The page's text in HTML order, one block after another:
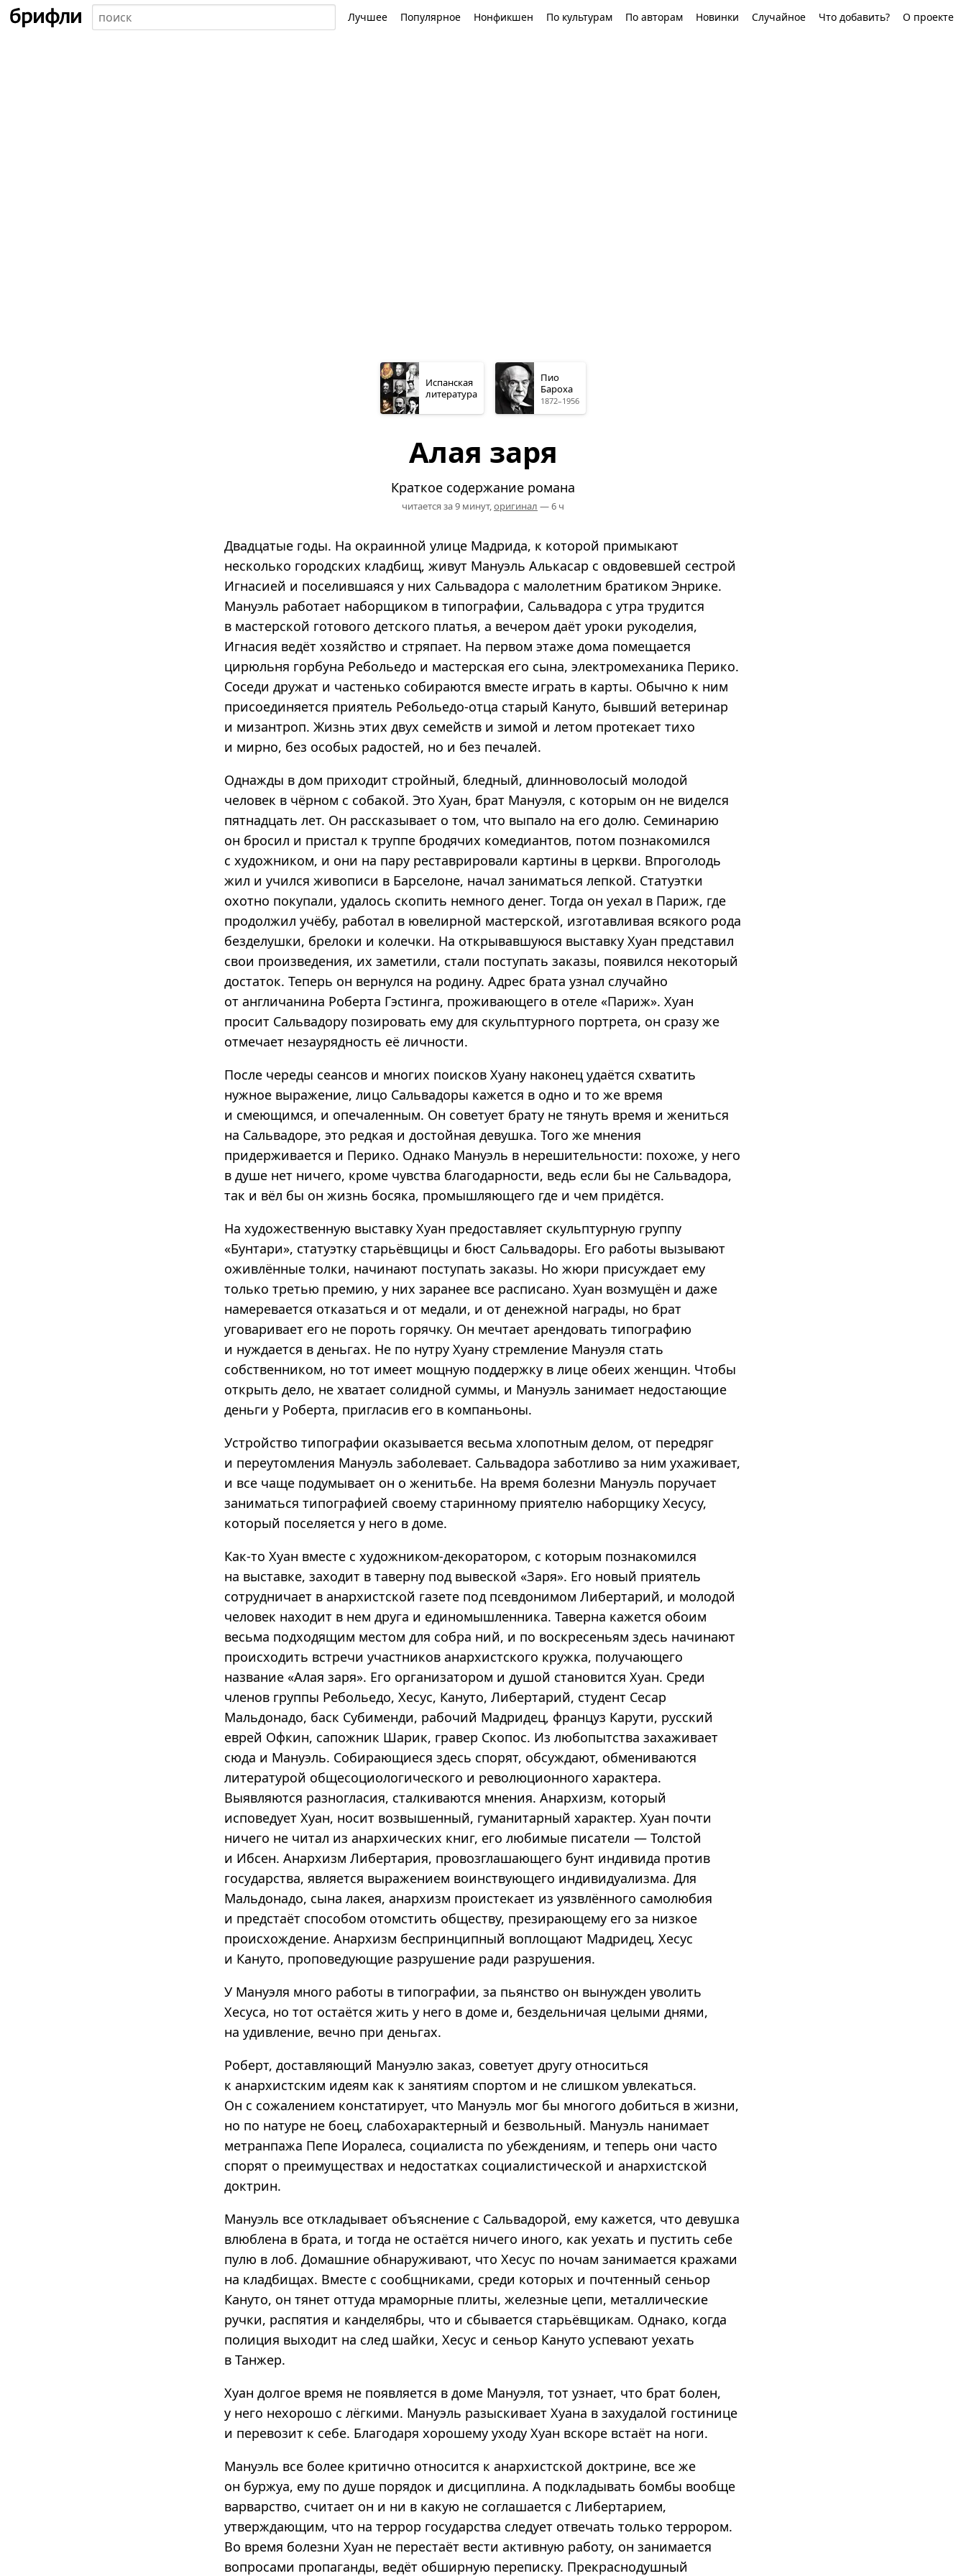
Лучшее Популярное Нонфикшен По культурам По авторам Новинки Случайное Что добавить? О проекте
Испанская
литература
Пио
Бароха
1872–1956
Алая заря
Краткое содержание романа
читается за 9 минут,оригинал — 6 ч
Двадцатые годы. На окраинной улице Мадрида, к которой примыкают
несколько городских кладбищ, живут Мануэль Алькасар с овдовевшей сестрой
Игнасией и поселившаяся у них Сальвадора с малолетним братиком Энрике.
Мануэль работает наборщиком в типографии, Сальвадора с утра трудится
в мастерской готового детского платья, а вечером даёт уроки рукоделия,
Игнасия ведёт хозяйство и стряпает. На первом этаже дома помещается
цирюльня горбуна Ребольедо и мастерская его сына, электромеханика Перико.
Соседи дружат и частенько собираются вместе играть в карты. Обычно к ним
присоединяется приятель Ребольедо-отца старый Кануто, бывший ветеринар
и мизантроп. Жизнь этих двух семейств и зимой и летом протекает тихо
и мирно, без особых радостей, но и без печалей.
Однажды в дом приходит стройный, бледный, длинноволосый молодой
человек в чёрном с собакой. Это Хуан, брат Мануэля, с которым он не виделся
пятнадцать лет. Он рассказывает о том, что выпало на его долю. Семинарию
он бросил и пристал к труппе бродячих комедиантов, потом познакомился
с художником, и они на пару реставрировали картины в церкви. Впроголодь
жил и учился живописи в Барселоне, начал заниматься лепкой. Статуэтки
охотно покупали, удалось скопить немного денег. Тогда он уехал в Париж, где
продолжил учёбу, работал в ювелирной мастерской, изготавливая всякого рода
безделушки, брелоки и колечки. На открывавшуюся выставку Хуан представил
свои произведения, их заметили, стали поступать заказы, появился некоторый
достаток. Теперь он вернулся на родину. Адрес брата узнал случайно
от англичанина Роберта Гэстинга, проживающего в отеле «Париж». Хуан
просит Сальвадору позировать ему для скульптурного портрета, он сразу же
отмечает незаурядность её личности.
После череды сеансов и многих поисков Хуану наконец удаётся схватить
нужное выражение, лицо Сальвадоры кажется в одно и то же время
и смеющимся, и опечаленным. Он советует брату не тянуть время и жениться
на Сальвадоре, это редкая и достойная девушка. Того же мнения
придерживается и Перико. Однако Мануэль в нерешительности: похоже, у него
в душе нет ничего, кроме чувства благодарности, ведь если бы не Сальвадора,
так и вёл бы он жизнь босяка, промышляющего где и чем придётся.
На художественную выставку Хуан предоставляет скульптурную группу
«Бунтари», статуэтку старьёвщицы и бюст Сальвадоры. Его работы вызывают
оживлённые толки, начинают поступать заказы. Но жюри присуждает ему
только третью премию, у них заранее все расписано. Хуан возмущён и даже
намеревается отказаться и от медали, и от денежной награды, но брат
уговаривает его не пороть горячку. Он мечтает арендовать типографию
и нуждается в деньгах. Не по нутру Хуану стремление Мануэля стать
собственником, но тот имеет мощную поддержку в лице обеих женщин. Чтобы
открыть дело, не хватает солидной суммы, и Мануэль занимает недостающие
деньги у Роберта, пригласив его в компаньоны.
Устройство типографии оказывается весьма хлопотным делом, от передряг
и переутомления Мануэль заболевает. Сальвадора заботливо за ним ухаживает,
и все чаще подумывает он о женитьбе. На время болезни Мануэль поручает
заниматься типографией своему старинному приятелю наборщику Хесусу,
который поселяется у него в доме.
Как-то Хуан вместе с художником-декоратором, с которым познакомился
на выставке, заходит в таверну под вывеской «Заря». Его новый приятель
сотрудничает в анархистской газете под псевдонимом Либертарий, и молодой
человек находит в нем друга и единомышленника. Таверна кажется обоим
весьма подходящим местом для собра ний, и по воскресеньям здесь начинают
происходить встречи участников анархистского кружка, получающего
название «Алая заря». Его организатором и душой становится Хуан. Среди
членов группы Ребольедо, Хесус, Кануто, Либертарий, студент Сесар
Мальдонадо, баск Субименди, рабочий Мадридец, француз Карути, русский
еврей Офкин, сапожник Шарик, гравер Скопос. Из любопытства захаживает
сюда и Мануэль. Собирающиеся здесь спорят, обсуждают, обмениваются
литературой общесоциологического и революционного характера.
Выявляются разногласия, сталкиваются мнения. Анархизм, который
исповедует Хуан, носит возвышенный, гуманитарный характер. Хуан почти
ничего не читал из анархических книг, его любимые писатели — Толстой
и Ибсен. Анархизм Либертария, провозглашающего бунт индивида против
государства, является выражением воинствующего индивидуализма. Для
Мальдонадо, сына лакея, анархизм проистекает из уязвлённого самолюбия
и предстаёт способом отомстить обществу, презирающему его за низкое
происхождение. Анархизм беспринципный воплощают Мадридец, Хесус
и Кануто, проповедующие разрушение ради разрушения.
У Мануэля много работы в типографии, за пьянство он вынужден уволить
Хесуса, но тот остаётся жить у него в доме и, бездельничая целыми днями,
на удивление, вечно при деньгах.
Роберт, доставляющий Мануэлю заказ, советует другу относиться
к анархистским идеям как к занятиям спортом и не слишком увлекаться.
Он с сожалением констатирует, что Мануэль мог бы многого добиться в жизни,
но по натуре не боец, слабохарактерный и безвольный. Мануэль нанимает
метранпажа Пепе Иоралеса, социалиста по убеждениям, и теперь они часто
спорят о преимуществах и недостатках социалистической и анархистской
доктрин.
Мануэль все откладывает объяснение с Сальвадорой, ему кажется, что девушка
влюблена в брата, и тогда не остаётся ничего иного, как уехать и пустить себе
пулю в лоб. Домашние обнаруживают, что Хесус по ночам занимается кражами
на кладбищах. Вместе с сообщниками, среди которых и почтенный сеньор
Кануто, он тянет оттуда мраморные плиты, железные цепи, металлические
ручки, распятия и канделябры, что и сбывается старьёвщикам. Однако, когда
полиция выходит на след шайки, Хесус и сеньор Кануто успевают уехать
в Танжер.
Хуан долгое время не появляется в доме Мануэля, тот узнает, что брат болен,
у него нехорошо с лёгкими. Мануэль разыскивает Хуана в захудалой гостинице
и перевозит к себе. Благодаря хорошему уходу Хуан вскоре встаёт на ноги.
Мануэль все более критично относится к анархистской доктрине, все же
он буржуа, ему по душе порядок и дисциплина. А подкладывать бомбы вообще
варварство, считает он и ни в какую не соглашается с Либертарием,
утверждающим, что на террор государства следует отвечать только террором.
Во время болезни Хуан не перестаёт вести активную работу, он занимается
вопросами пропаганды, ведёт обширную переписку. Прекраснодушный